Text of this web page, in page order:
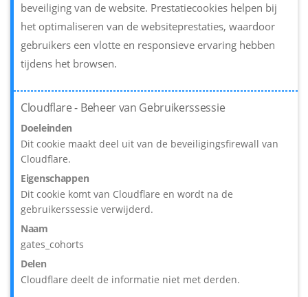
beveiliging van de website. Prestatiecookies helpen bij
het optimaliseren van de websiteprestaties, waardoor
gebruikers een vlotte en responsieve ervaring hebben
tijdens het browsen.
Cloudflare - Beheer van Gebruikerssessie
Doeleinden
Dit cookie maakt deel uit van de beveiligingsfirewall van
Cloudflare.
Eigenschappen
Dit cookie komt van Cloudflare en wordt na de
gebruikerssessie verwijderd.
Naam
gates_cohorts
Delen
Cloudflare deelt de informatie niet met derden.